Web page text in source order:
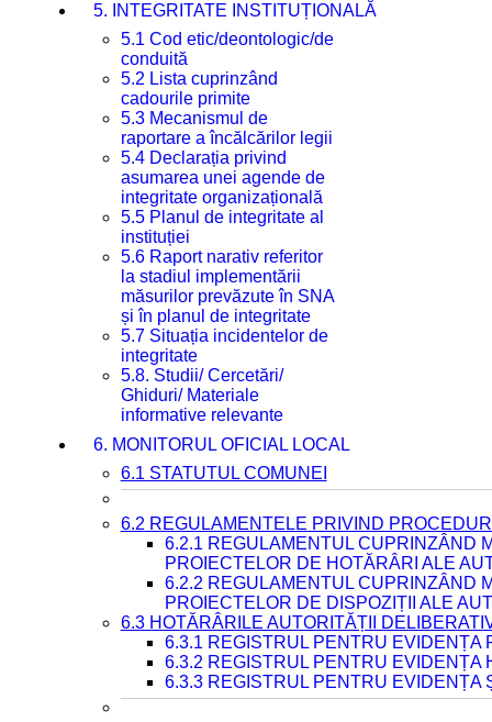
5. INTEGRITATE INSTITUȚIONALĂ
5.1 Cod etic/deontologic/de
conduită
5.2 Lista cuprinzând
cadourile primite
5.3 Mecanismul de
raportare a încălcărilor legii
5.4 Declarația privind
asumarea unei agende de
integritate organizațională
5.5 Planul de integritate al
instituției
5.6 Raport narativ referitor
la stadiul implementării
măsurilor prevăzute în SNA
și în planul de integritate
5.7 Situația incidentelor de
integritate
5.8. Studii/ Cercetări/
Ghiduri/ Materiale
informative relevante
6. MONITORUL OFICIAL LOCAL
6.1 STATUTUL COMUNEI
6.2 REGULAMENTELE PRIVIND
6.2.1 REGULAMENTUL CUPRINZÂND
PROIECTELOR DE HOTĂRÂRI ALE
6.2.2 REGULAMENTUL CUPRINZÂND
PROIECTELOR DE DISPOZIȚII ALE
6.3 HOTĂRÂRILE AUTORITĂȚII
6.3.1 REGISTRUL PENTRU EVIDENȚA
6.3.2 REGISTRUL PENTRU EVIDENȚA
6.3.3 REGISTRUL PENTRU EVIDENȚA